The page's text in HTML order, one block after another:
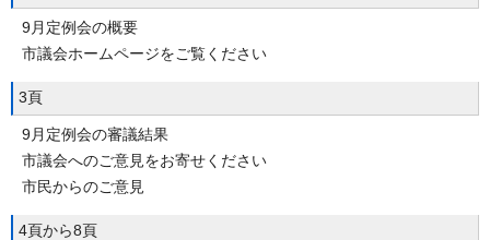
9月定例会の概要
市議会ホームページをご覧ください
3頁
9月定例会の審議結果
市議会へのご意見をお寄せください
市民からのご意見
4頁から8頁